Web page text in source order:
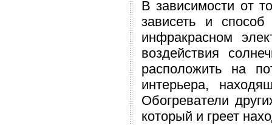
В зависимости от
зависеть и
инфракрасном
воздействия
расположить на
интерьера,
Обогреватели
который и греет